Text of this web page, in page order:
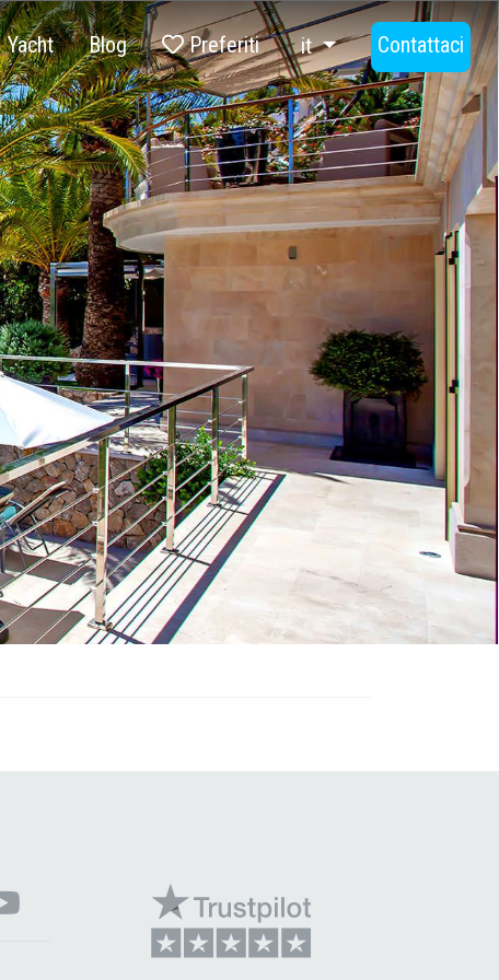
Yacht Blog Preferiti it Contattaci